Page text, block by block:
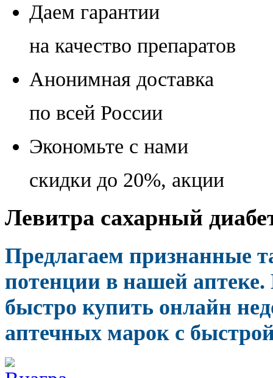
Даем гарантии
на качество препаратов
Анонимная доставка
по всей России
Экономьте с нами
скидки до 20%, акции
Левитра сахарный
Предлагаем признанные
потенции в нашей
быстро купить онлайн
аптечных марок с